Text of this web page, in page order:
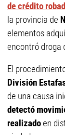
de crédito
la provincia de
elementos
encontró droga
El
División
de una causa
detectó
realizadoen